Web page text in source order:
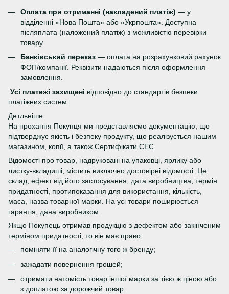
Оплата при отриманні (накладений платіж) — у
відділенні «Нова Пошта» або «Укрпошта». Доступна
післяплата (наложений платіж) з можливістю перевірки
товару.
Банківський переказ — оплата на розрахунковий рахунок
ФОП/компанії. Реквізити надаються після оформлення
замовлення.
Усі платежі захищені відповідно до стандартів безпеки
платіжних систем.
Детльніше
На прохання Покупця ми представляємо документацію, що
підтверджує якість і безпеку продукту, що реалізується нашим
магазином, копії, а також Сертифікати СЕС.
Відомості про товар, надруковані на упаковці, ярлику або
листку-вкладиші, містить виключно достовірні відомості. Це
склад, ефект від його застосування, дата виробництва, термін
придатності, протипоказання для використання, кількість,
маса, назва товарної марки. На усі товари поширюється
гарантія, дана виробником.
Якщо Покупець отримав продукцію з дефектом або закінченим
терміном придатності, то він має право:
поміняти її на аналогічну того ж бренду;
зажадати повернення грошей;
отримати натомість товар іншої марки за тією ж ціною або
з доплатою за дорожчий товар.